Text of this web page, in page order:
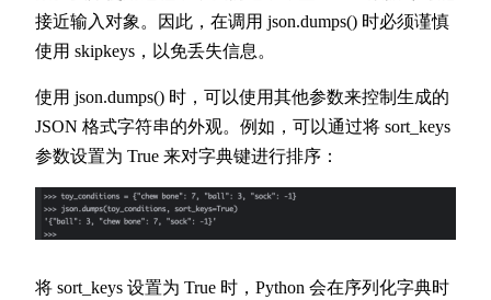
接近输入对象。因此，在调用 json.dumps() 时必须谨慎
使用 skipkeys，以免丢失信息。
使用 json.dumps() 时，可以使用其他参数来控制生成的
JSON 格式字符串的外观。例如，可以通过将 sort_keys
参数设置为 True 来对字典键进行排序：
将 sort_keys 设置为 True 时，Python 会在序列化字典时